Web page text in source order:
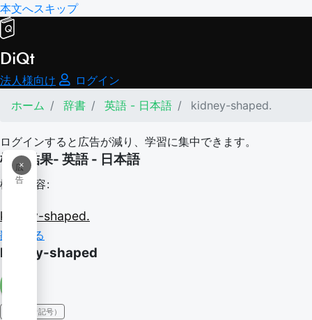
本文へスキップ
DiQt
法人様向け
ログイン
ホーム
辞書 英語 - 日本語 kidney-shaped.
ログインすると広告が減り、学習に集中できます。
×
広
告
検索結果- 英語 - 日本語
検索内容:
kidney-shaped.
翻訳する
kidney-shaped
IPA（発音記号）